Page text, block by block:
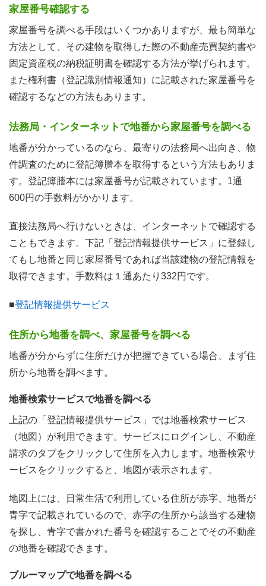
家屋番号確認する
家屋番号を調べる手段はいくつかありますが、最も簡単な
方法として、その建物を取得した際の不動産売買契約書や
固定資産税の納税証明書を確認する方法が挙げられます。
また権利書（登記識別情報通知）に記載された家屋番号を
確認するなどの方法もあります。
法務局・インターネットで地番から家屋番号を調べる
地番が分かっているのなら、最寄りの法務局へ出向き、物
件調査のために登記簿謄本を取得するという方法もありま
す。登記簿謄本には家屋番号が記載されています。1通
600円の手数料がかかります。
直接法務局へ行けないときは、インターネットで確認する
こともできます。下記「登記情報提供サービス」に登録し
てもし地番と同じ家屋番号であれば当該建物の登記情報を
取得できます。手数料は１通あたり332円です。
■登記情報提供サービス
住所から地番を調べ、家屋番号を調べる
地番が分からずに住所だけが把握できている場合、まず住
所から地番を調べます。
地番検索サービスで地番を調べる
上記の「登記情報提供サービス」では地番検索サービス
（地図）が利用できます。サービスにログインし、不動産
請求のタブをクリックして住所を入力します。地番検索サ
ービスをクリックすると、地図が表示されます。
地図上には、日常生活で利用している住所が赤字、地番が
青字で記載されているので、赤字の住所から該当する建物
を探し、青字で書かれた番号を確認することでその不動産
の地番を確認できます。
ブルーマップで地番を調べる